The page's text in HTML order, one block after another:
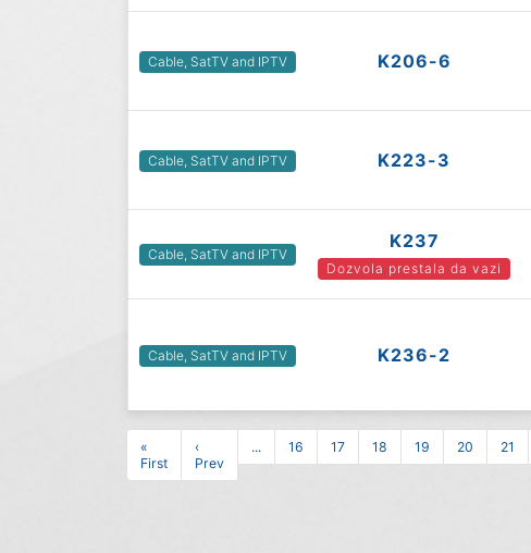
Cable, SatTV and IPTV K206-6
Cable, SatTV and IPTV K223-3
Cable, SatTV and IPTV
K237
Dozvola prestala da vazi
Cable, SatTV and IPTV K236-2
«
First
‹
Prev
... 16 17 18 19 20 21